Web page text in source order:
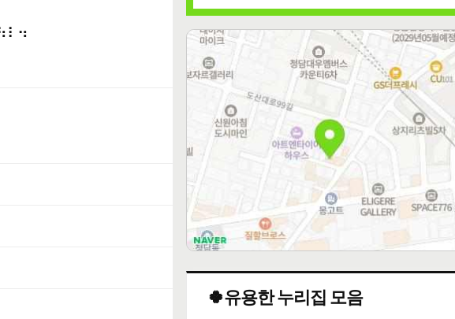
🍀유용한 누리집 모음